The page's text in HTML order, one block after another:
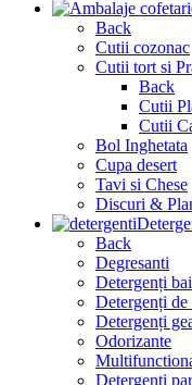
Back
Cutii cozonac
Cutii tort si
Back
Cutii
Cutii
Bol Inghetata
Cupa desert
Tavi si Chese
Discuri &
Back
Degresanti
Detergenți
Detergenți de
Detergenți
Odorizante
Detergenți